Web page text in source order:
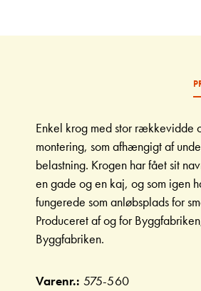
Enkel krog med stor rækkevidde
montering, som afhængigt af
belastning. Krogen har fået sit
en gade og en kaj, og som igen
fungerede som anløbsplads for
Produceret af og for
Byggfabriken.
Varenr.: 575-560